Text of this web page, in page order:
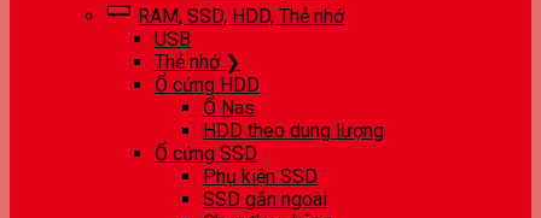
RAM, SSD, HDD, Thẻ nhớ
USB
Thẻ nhớ ❯
Ổ cứng HDD
Ổ Nas
HDD theo dung lượng
Ổ cứng SSD
Phụ kiện SSD
SSD gắn ngoài